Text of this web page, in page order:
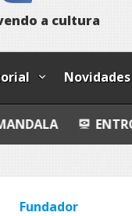
endo a cultura
Novidades
ENTROPIA ÍNTIMA
Fundador